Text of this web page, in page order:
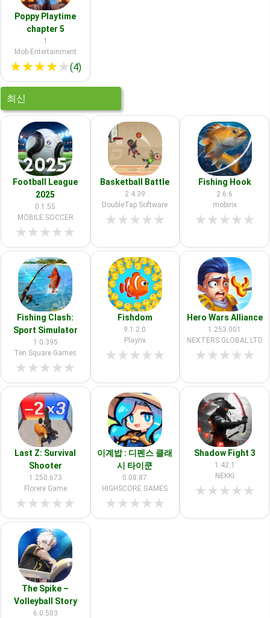
Poppy Playtime
chapter 5
1
Mob Entertainment
★★★★★(4)
최신
Football League
2025
0.1.55
MOBILE SOCCER
★★★★★
Basketball Battle
2.4.39
DoubleTap Software
★★★★★
Fishing Hook
2.6.6
mobirix
★★★★★
Fishing Clash:
Sport Simulator
1.0.395
Ten Square Games
★★★★★
Fishdom
9.1.2.0
Playrix
★★★★★
Hero Wars Alliance
1.253.001
NEXTERS GLOBAL LTD
★★★★★
Last Z: Survival
Shooter
1.250.673
Florere Game
★★★★★
이계밥 : 디펜스 클래
시 타이쿤
0.08.87
HIGHSCORE GAMES
★★★★★
Shadow Fight 3
1.42.1
NEKKI
★★★★★
The Spike –
Volleyball Story
6.0.503